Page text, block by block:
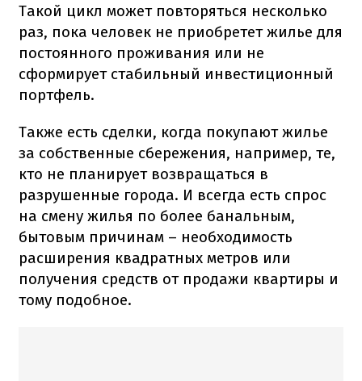
Такой цикл может повторяться несколько
раз, пока человек не приобретет жилье для
постоянного проживания или не
сформирует стабильный инвестиционный
портфель.
Также есть сделки, когда покупают жилье
за собственные сбережения, например, те,
кто не планирует возвращаться в
разрушенные города. И всегда есть спрос
на смену жилья по более банальным,
бытовым причинам – необходимость
расширения квадратных метров или
получения средств от продажи квартиры и
тому подобное.